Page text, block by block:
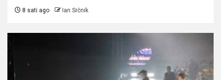
8 sati ago Ian Srčnik